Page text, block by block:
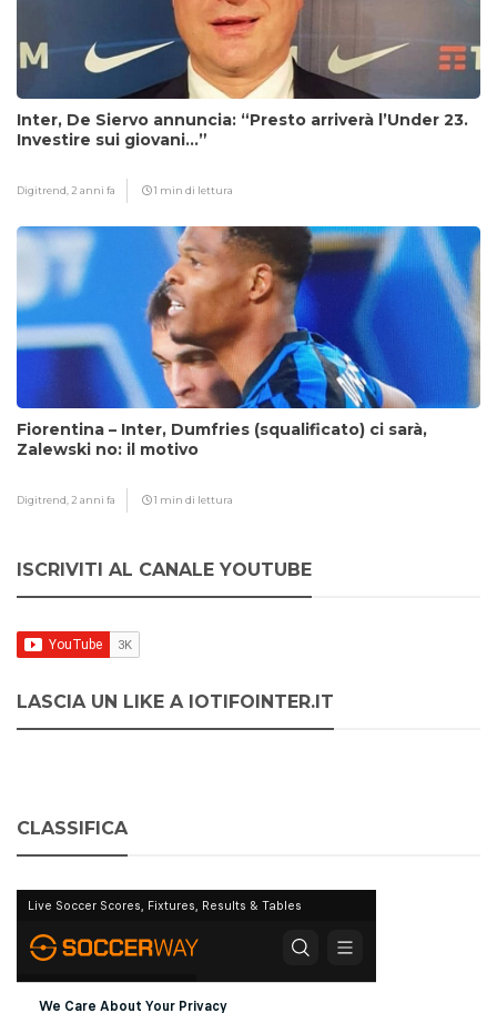
Inter, De Siervo annuncia: “Presto arriverà l’Under 23.
Investire sui giovani…”
Digitrend, 2 anni fa 1 min di lettura
Fiorentina – Inter, Dumfries (squalificato) ci sarà,
Zalewski no: il motivo
Digitrend, 2 anni fa 1 min di lettura
ISCRIVITI AL CANALE YOUTUBE
LASCIA UN LIKE A IOTIFOINTER.IT
CLASSIFICA